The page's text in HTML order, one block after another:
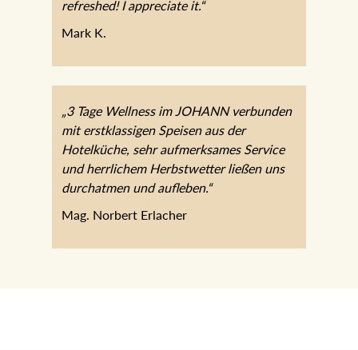
refreshed! I appreciate it.“
Mark K.
„3 Tage Wellness im JOHANN verbunden
mit erstklassigen Speisen aus der
Hotelküche, sehr aufmerksames Service
und herrlichem Herbstwetter ließen uns
durchatmen und aufleben.“
Mag. Norbert Erlacher